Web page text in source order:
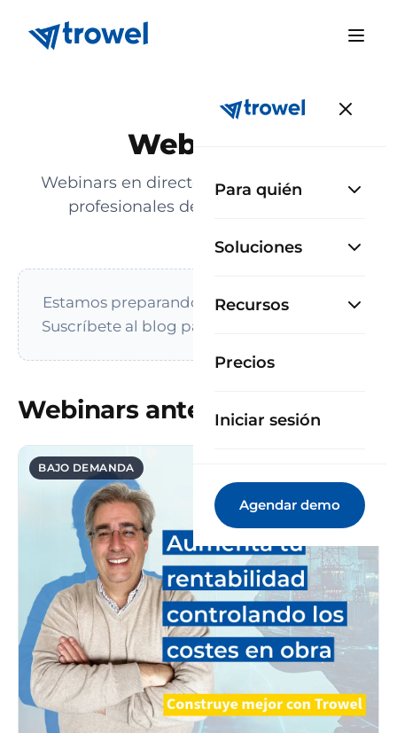
Para quién
Soluciones
Recursos
Precios
Iniciar sesión
Agendar demo
Webinars
Webinars en directo y grabaciones para
profesionales de la construcción.
Estamos preparando el próximo webinar.
Suscríbete al blog para enterarte primero.
Webinars anteriores
BAJO DEMANDA